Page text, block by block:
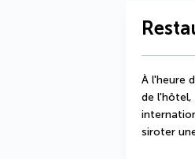
À l'heure
de l'hôtel,
siroter